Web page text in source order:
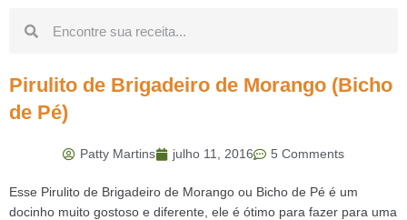
Pirulito de Brigadeiro de Morango (Bicho
de Pé)
Patty Martins julho 11, 2016 5 Comments
Esse Pirulito de Brigadeiro de Morango ou Bicho de Pé é um
docinho muito gostoso e diferente, ele é ótimo para fazer para uma